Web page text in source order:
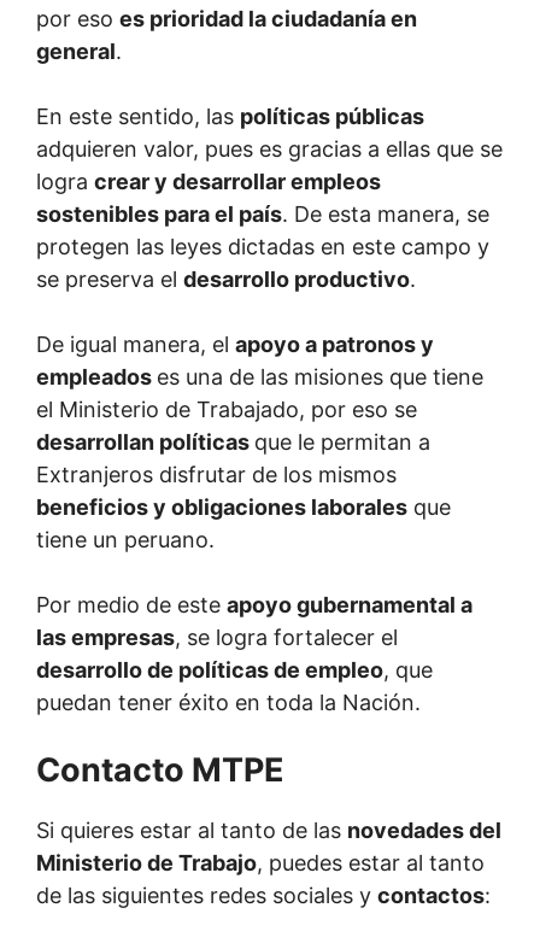
por eso es prioridad la ciudadanía en
general.
En este sentido, las políticas públicas
adquieren valor, pues es gracias a ellas que se
logra crear y desarrollar empleos
sostenibles para el país. De esta manera, se
protegen las leyes dictadas en este campo y
se preserva el desarrollo productivo.
De igual manera, el apoyo a patronos y
empleados es una de las misiones que tiene
el Ministerio de Trabajado, por eso se
desarrollan políticas que le permitan a
Extranjeros disfrutar de los mismos
beneficios y obligaciones laborales que
tiene un peruano.
Por medio de este apoyo gubernamental a
las empresas, se logra fortalecer el
desarrollo de políticas de empleo, que
puedan tener éxito en toda la Nación.
Contacto MTPE
Si quieres estar al tanto de las novedades del
Ministerio de Trabajo, puedes estar al tanto
de las siguientes redes sociales y contactos: